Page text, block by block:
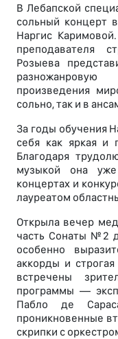
В Лебапской
сольный концерт
Наргис
преподавателя
Розыева
произведения
сольно, так и в
За годы обучения
себя как яркая и
Благодаря
музыкой она
концертах и
лауреатом
Открыла вечер
часть Сонаты №2
особенно
аккорды и
встречены
программы —
Пабло де
проникновенные
скрипки с